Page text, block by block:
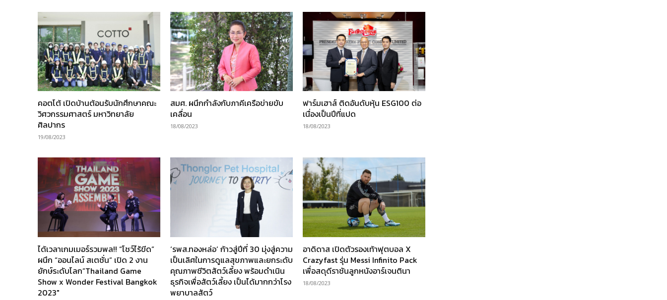
คอตโต้ เปิดบ้านต้อนรับนักศึกษาคณะ
วิศวกรรมศาสตร์ มหาวิทยาลัย
ศิลปากร
19/08/2023
สมศ. ผนึกกำลังกับภาคีเครือข่ายขับ
เคลื่อน
18/08/2023
ฟาร์มเฮาส์ ติดอันดับหุ้น ESG100 ต่อ
เนื่องเป็นปีที่แปด
18/08/2023
ได้เวลาเกมเมอร์รวมพล!! “โชว์ไร้ขีด”
ผนึก “ออนไลน์ สเตชั่น” เปิด 2 งาน
ยักษ์ระดับโลก”Thailand Game
Show x Wonder Festival Bangkok
2023″
‘รพส.ทองหล่อ’ ก้าวสู่ปีที่ 30 มุ่งสู่ความ
เป็นเลิศในการดูแลสุขภาพและยกระดับ
คุณภาพชีวิตสัตว์เลี้ยง พร้อมดำเนิน
ธุรกิจเพื่อสัตว์เลี้ยง เป็นได้มากกว่าโรง
พยาบาลสัตว์
อาดิดาส เปิดตัวรองเท้าฟุตบอล X
Crazyfast รุ่น Messi Infinito Pack
เพื่อสดุดีราชันลูกหนังอาร์เจนตินา
18/08/2023